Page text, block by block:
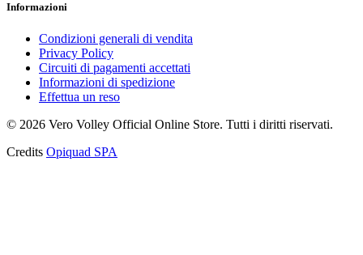
Informazioni
Condizioni generali di vendita
Privacy Policy
Circuiti di pagamenti accettati
Informazioni di spedizione
Effettua un reso
© 2026 Vero Volley Official Online Store. Tutti i diritti riservati.
Credits Opiquad SPA